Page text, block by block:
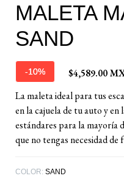
MALETA
SAND
-10%
$4,589.00
La maleta ideal para tus
en la cajuela de tu auto y en
estándares para la mayoría
que no tengas necesidad de
COLOR: SAND